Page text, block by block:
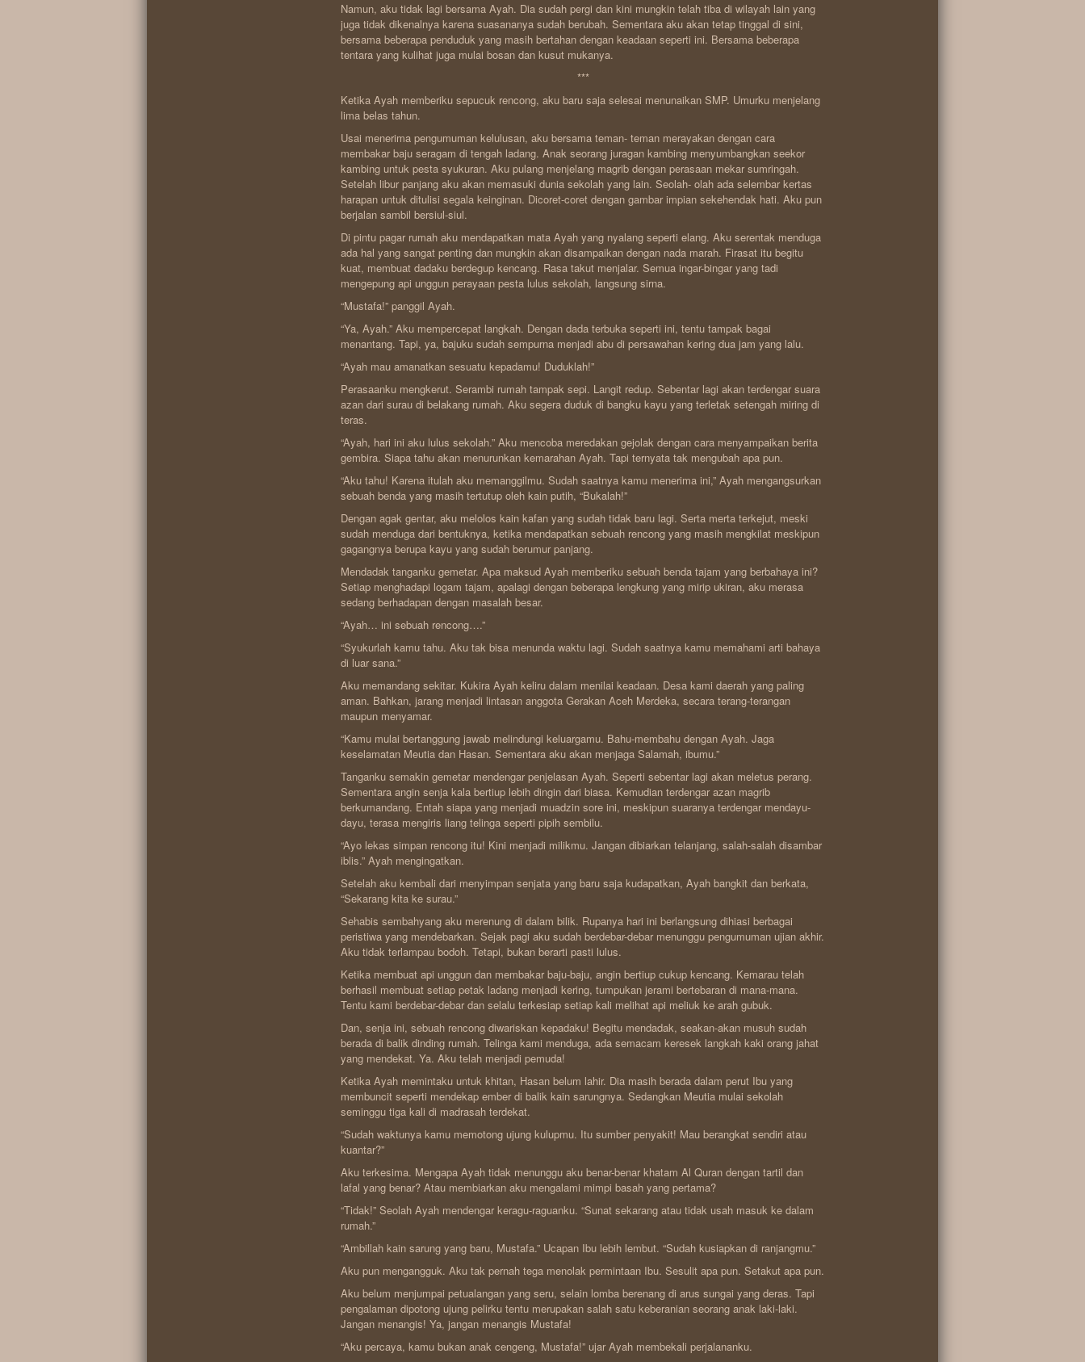
Namun, aku tidak lagi bersama Ayah. Dia sudah pergi dan kini mungkin telah tiba di wilayah lain yang
juga tidak dikenalnya karena suasananya sudah berubah. Sementara aku akan tetap tinggal di sini,
bersama beberapa penduduk yang masih bertahan dengan keadaan seperti ini. Bersama beberapa
tentara yang kulihat juga mulai bosan dan kusut mukanya.
***
Ketika Ayah memberiku sepucuk rencong, aku baru saja selesai menunaikan SMP. Umurku menjelang
lima belas tahun.
Usai menerima pengumuman kelulusan, aku bersama teman- teman merayakan dengan cara
membakar baju seragam di tengah ladang. Anak seorang juragan kambing menyumbangkan seekor
kambing untuk pesta syukuran. Aku pulang menjelang magrib dengan perasaan mekar sumringah.
Setelah libur panjang aku akan memasuki dunia sekolah yang lain. Seolah- olah ada selembar kertas
harapan untuk ditulisi segala keinginan. Dicoret-coret dengan gambar impian sekehendak hati. Aku pun
berjalan sambil bersiul-siul.
Di pintu pagar rumah aku mendapatkan mata Ayah yang nyalang seperti elang. Aku serentak menduga
ada hal yang sangat penting dan mungkin akan disampaikan dengan nada marah. Firasat itu begitu
kuat, membuat dadaku berdegup kencang. Rasa takut menjalar. Semua ingar-bingar yang tadi
mengepung api unggun perayaan pesta lulus sekolah, langsung sirna.
“Mustafa!” panggil Ayah.
“Ya, Ayah.” Aku mempercepat langkah. Dengan dada terbuka seperti ini, tentu tampak bagai
menantang. Tapi, ya, bajuku sudah sempurna menjadi abu di persawahan kering dua jam yang lalu.
“Ayah mau amanatkan sesuatu kepadamu! Duduklah!”
Perasaanku mengkerut. Serambi rumah tampak sepi. Langit redup. Sebentar lagi akan terdengar suara
azan dari surau di belakang rumah. Aku segera duduk di bangku kayu yang terletak setengah miring di
teras.
“Ayah, hari ini aku lulus sekolah.” Aku mencoba meredakan gejolak dengan cara menyampaikan berita
gembira. Siapa tahu akan menurunkan kemarahan Ayah. Tapi ternyata tak mengubah apa pun.
“Aku tahu! Karena itulah aku memanggilmu. Sudah saatnya kamu menerima ini,” Ayah mengangsurkan
sebuah benda yang masih tertutup oleh kain putih, “Bukalah!”
Dengan agak gentar, aku melolos kain kafan yang sudah tidak baru lagi. Serta merta terkejut, meski
sudah menduga dari bentuknya, ketika mendapatkan sebuah rencong yang masih mengkilat meskipun
gagangnya berupa kayu yang sudah berumur panjang.
Mendadak tanganku gemetar. Apa maksud Ayah memberiku sebuah benda tajam yang berbahaya ini?
Setiap menghadapi logam tajam, apalagi dengan beberapa lengkung yang mirip ukiran, aku merasa
sedang berhadapan dengan masalah besar.
“Ayah… ini sebuah rencong….”
“Syukurlah kamu tahu. Aku tak bisa menunda waktu lagi. Sudah saatnya kamu memahami arti bahaya
di luar sana.”
Aku memandang sekitar. Kukira Ayah keliru dalam menilai keadaan. Desa kami daerah yang paling
aman. Bahkan, jarang menjadi lintasan anggota Gerakan Aceh Merdeka, secara terang-terangan
maupun menyamar.
“Kamu mulai bertanggung jawab melindungi keluargamu. Bahu-membahu dengan Ayah. Jaga
keselamatan Meutia dan Hasan. Sementara aku akan menjaga Salamah, ibumu.”
Tanganku semakin gemetar mendengar penjelasan Ayah. Seperti sebentar lagi akan meletus perang.
Sementara angin senja kala bertiup lebih dingin dari biasa. Kemudian terdengar azan magrib
berkumandang. Entah siapa yang menjadi muadzin sore ini, meskipun suaranya terdengar mendayu-
dayu, terasa mengiris liang telinga seperti pipih sembilu.
“Ayo lekas simpan rencong itu! Kini menjadi milikmu. Jangan dibiarkan telanjang, salah-salah disambar
iblis.” Ayah mengingatkan.
Setelah aku kembali dari menyimpan senjata yang baru saja kudapatkan, Ayah bangkit dan berkata,
“Sekarang kita ke surau.”
Sehabis sembahyang aku merenung di dalam bilik. Rupanya hari ini berlangsung dihiasi berbagai
peristiwa yang mendebarkan. Sejak pagi aku sudah berdebar-debar menunggu pengumuman ujian akhir.
Aku tidak terlampau bodoh. Tetapi, bukan berarti pasti lulus.
Ketika membuat api unggun dan membakar baju-baju, angin bertiup cukup kencang. Kemarau telah
berhasil membuat setiap petak ladang menjadi kering, tumpukan jerami bertebaran di mana-mana.
Tentu kami berdebar-debar dan selalu terkesiap setiap kali melihat api meliuk ke arah gubuk.
Dan, senja ini, sebuah rencong diwariskan kepadaku! Begitu mendadak, seakan-akan musuh sudah
berada di balik dinding rumah. Telinga kami menduga, ada semacam keresek langkah kaki orang jahat
yang mendekat. Ya. Aku telah menjadi pemuda!
Ketika Ayah memintaku untuk khitan, Hasan belum lahir. Dia masih berada dalam perut Ibu yang
membuncit seperti mendekap ember di balik kain sarungnya. Sedangkan Meutia mulai sekolah
seminggu tiga kali di madrasah terdekat.
“Sudah waktunya kamu memotong ujung kulupmu. Itu sumber penyakit! Mau berangkat sendiri atau
kuantar?”
Aku terkesima. Mengapa Ayah tidak menunggu aku benar-benar khatam Al Quran dengan tartil dan
lafal yang benar? Atau membiarkan aku mengalami mimpi basah yang pertama?
“Tidak!” Seolah Ayah mendengar keragu-raguanku. “Sunat sekarang atau tidak usah masuk ke dalam
rumah.”
“Ambillah kain sarung yang baru, Mustafa.” Ucapan Ibu lebih lembut. “Sudah kusiapkan di ranjangmu.”
Aku pun mengangguk. Aku tak pernah tega menolak permintaan Ibu. Sesulit apa pun. Setakut apa pun.
Aku belum menjumpai petualangan yang seru, selain lomba berenang di arus sungai yang deras. Tapi
pengalaman dipotong ujung pelirku tentu merupakan salah satu keberanian seorang anak laki-laki.
Jangan menangis! Ya, jangan menangis Mustafa!
“Aku percaya, kamu bukan anak cengeng, Mustafa!” ujar Ayah membekali perjalananku.